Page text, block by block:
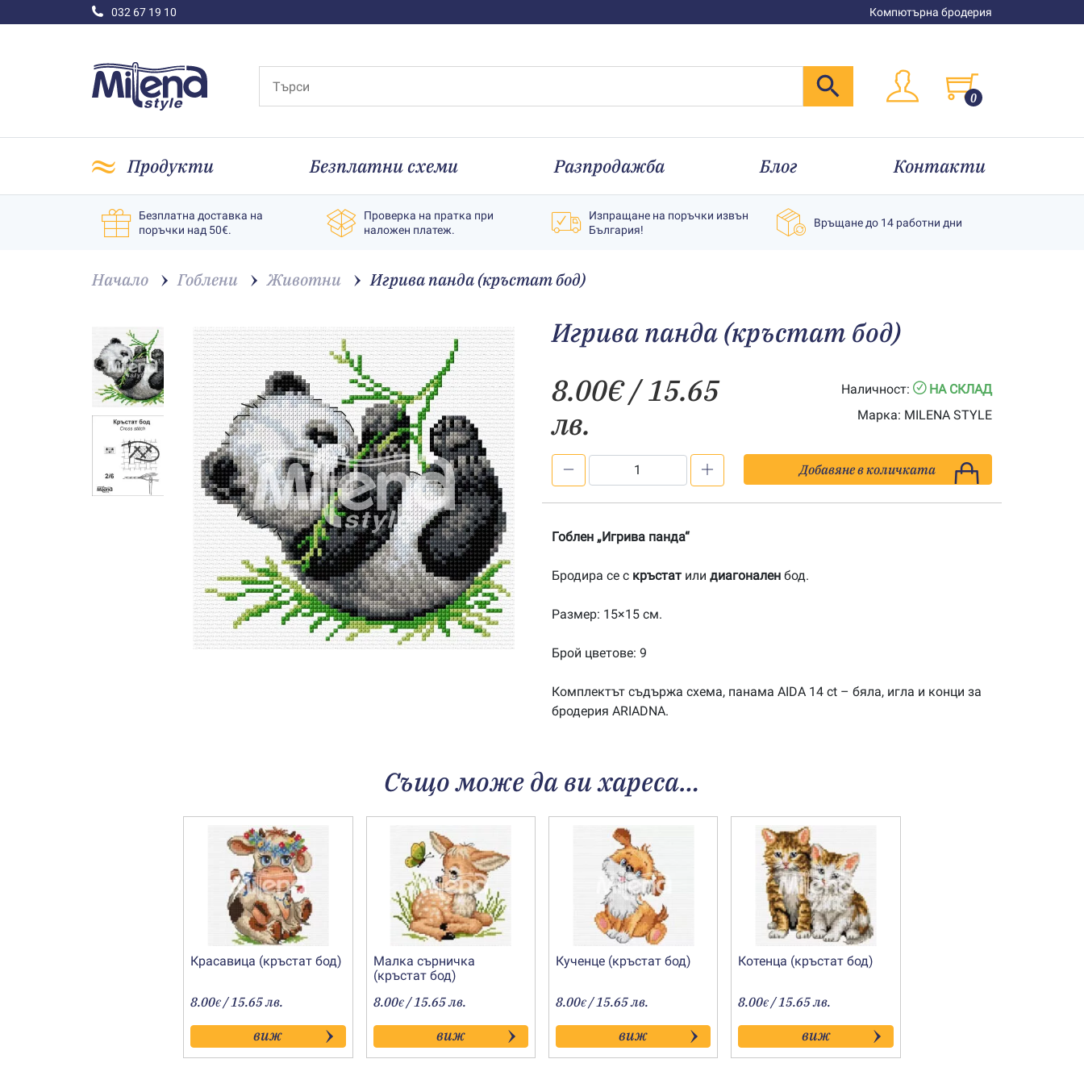
032 67 19 10 Компютърна бродерия
0
Продукти Безплатни схеми Разпродажба Блог Контакти
Безплатна доставка на
поръчки над 50€.
Проверка на пратка при
наложен платеж.
Изпращане на поръчки извън
България!
Връщане до 14 работни дни
Начало Гоблени Животни Игрива панда (кръстат бод)
Игрива панда (кръстат бод)
8.00€/ 15.65
лв.
Наличност:
НА СКЛАД
Марка: MILENA STYLE
панда
бод)
Добавяне в количката
Гоблен „Игрива панда“
Бродира се с кръстат или диагонален бод.
Размер: 15×15 см.
Брой цветове: 9
Комплектът съдържа схема, панама AIDA 14 ct – бяла, игла и конци за
бродерия ARIADNA.
Също може да ви хареса…
Красавица (кръстат бод)
8.00€ / 15.65 лв.
виж
Малка сърничка
(кръстат бод)
8.00€/ 15.65 лв.
виж
Кученце (кръстат бод)
8.00€ / 15.65 лв.
виж
Котенца (кръстат бод)
8.00€ / 15.65 лв.
виж